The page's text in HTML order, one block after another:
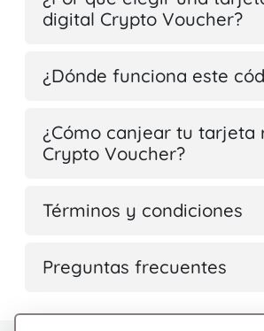
digital Crypto Voucher?
¿Dónde funciona este
¿Cómo canjear tu tarjeta
Crypto Voucher?
Términos y condiciones
Preguntas frecuentes